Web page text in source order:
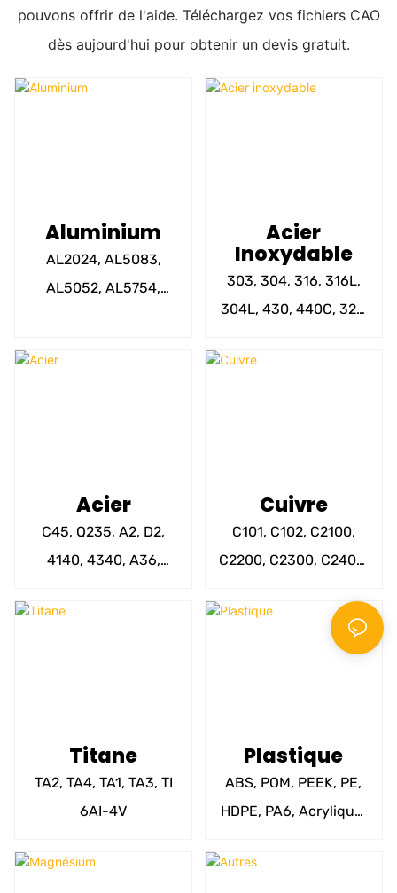
pouvons offrir de l'aide. Téléchargez vos fichiers CAO
dès aujourd'hui pour obtenir un devis gratuit.
Aluminium
AL2024, AL5083,
AL5052, AL5754,
Acier
Inoxydable
303, 304, 316, 316L,
304L, 430, 440C, 321,
SUS420, SUS416, 17-
Acier
C45, Q235, A2, D2,
4140, 4340, A36,
1045, 4130, 4150,
Cuivre
C101, C102, C2100,
C2200, C2300, C2400,
C3560, C2800, C2801,
Titane
TA2, TA4, TA1, TA3, TI
6AI-4V
Plastique
ABS, POM, PEEK, PE,
HDPE, PA6, Acrylique,
PPS, PP, PS, PU, ​​PBT,